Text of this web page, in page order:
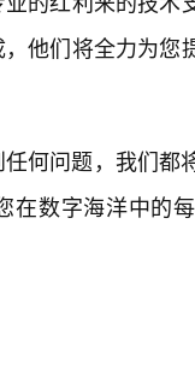
他们将全力为您
何问题，我们都
在数字海洋中的